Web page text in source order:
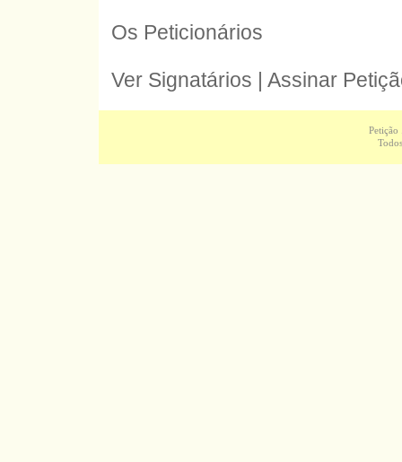
Os Peticionários
Ver Signatários | Assinar
Petição